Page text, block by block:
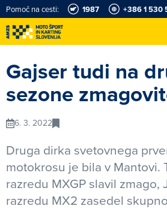
Pomoč na cesti: 1987 +386 1 530
Gajser tudi na
sezone
6. 3. 2022
Druga dirka svetovnega
motokrosu je bila v Mantovi.
razredu MXGP slavil zmago,
razredu MX2 zasedel